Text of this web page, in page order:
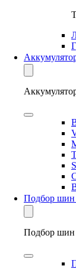
Подбор шин
Подбор шин